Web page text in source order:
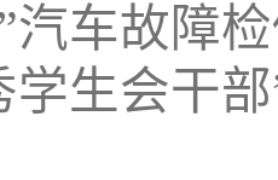
汽车故障
学生会干